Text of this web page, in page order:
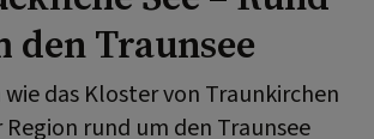
den Traunsee
das Kloster von Traunkirchen
Region rund um den Traunsee